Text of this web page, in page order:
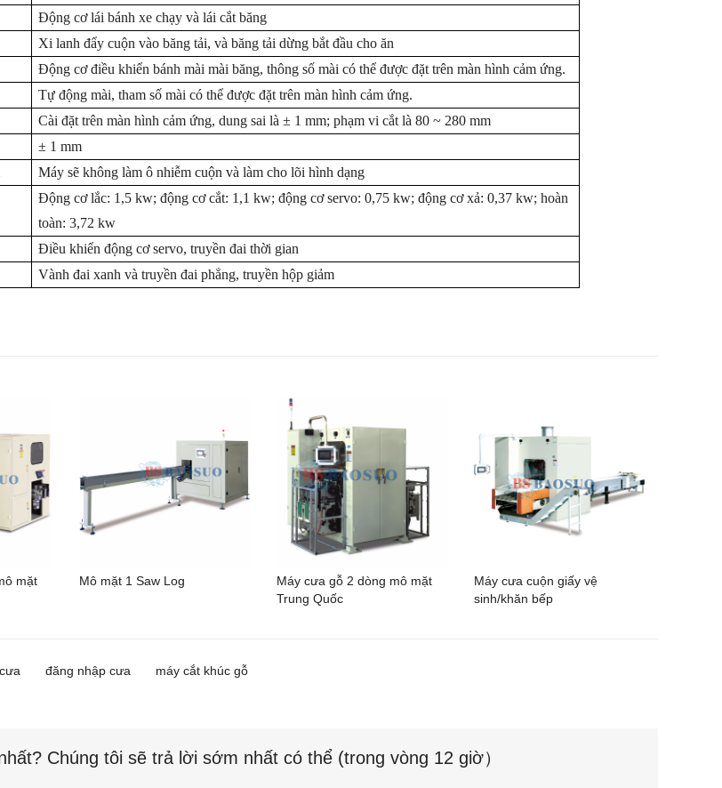
Động cơ lái bánh xe chạy và lái cắt băng
Xi lanh đẩy cuộn vào băng tải, và băng tải dừng bắt đầu cho ăn
Động cơ điều khiển bánh mài mài băng, thông số mài có thể được đặt trên màn hình cảm ứng.
Tự động mài, tham số mài có thể được đặt trên màn hình cảm ứng.
Cài đặt trên màn hình cảm ứng, dung sai là ± 1 mm; phạm vi cắt là 80 ~ 280 mm
± 1 mm
Máy sẽ không làm ô nhiễm cuộn và làm cho lõi hình dạng
Động cơ lắc: 1,5 kw; động cơ cắt: 1,1 kw; động cơ servo: 0,75 kw; động cơ xả: 0,37 kw; hoàn
toàn: 3,72 kw
Điều khiển động cơ servo, truyền đai thời gian
Vành đai xanh và truyền đai phẳng, truyền hộp giảm
mặt Mô mặt 1 Saw Log
Máy cưa gỗ 2 dòng mô mặt
Trung Quốc
Máy cưa cuộn giấy vệ
sinh/khăn bếp
đăng nhập cưa máy cắt khúc gỗ
Chúng tôi sẽ trả lời sớm nhất có thể (trong vòng 12 giờ）